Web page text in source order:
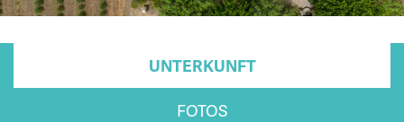
UNTERKUNFT
FOTOS